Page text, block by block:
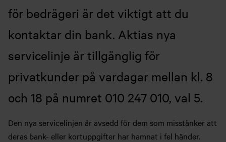
för bedrägeri är det viktigt att du
kontaktar din bank. Aktias nya
servicelinje är tillgänglig för
privatkunder på vardagar mellan kl. 8
och 18 på numret 010 247 010, val 5.
Den nya servicelinjen är avsedd för dem som misstänker att
deras bank- eller kortuppgifter har hamnat i fel händer.